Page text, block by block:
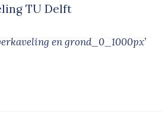
TU Delft
en grond_0_1000px’